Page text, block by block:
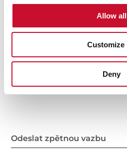
Allow all
Customize
Deny
Spotreba energie
Bezpečnostný systém
Odeslat zpětnou vazbu